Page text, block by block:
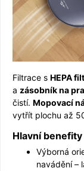
Filtrace s HEPA
a zásobník na
čistí. Mopovací
vytřít plochu až
Hlavní
Výborná
navádění –